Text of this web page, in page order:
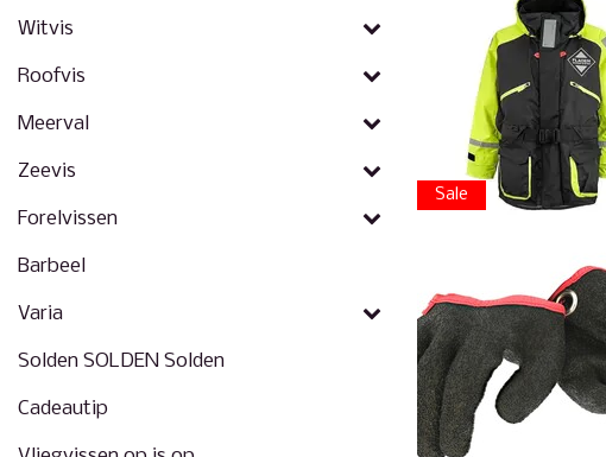
Witvis
Roofvis
Meerval
Zeevis
Forelvissen
Barbeel
Varia
Solden SOLDEN Solden
Cadeautip
Sale